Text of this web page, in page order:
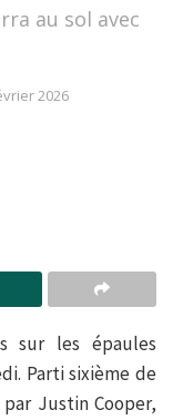
au sol avec
2026
sur les épaules
Parti sixième de
Justin Cooper,